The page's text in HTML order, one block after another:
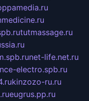
tutmassage.ru
net-life.net.ru
electro.spb.ru
kinzozo-ru.ru
eugrus.pp.ru